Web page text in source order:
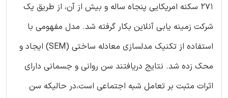
271 سکنه امریکایی پنجاه ساله و بیش از آن، از طریق یک
شرکت زمینه یابی آنلاین بکار گرفته شد. مدل مفهومی با
استفاده از تکنیک مدلسازی معادله ساختی (SEM) ایجاد و
محک زده شد. نتایج دریافتند سن روانی و جسمانی دارای
اثرات مثبت بر تعامل شبه اجتماعی است،در حالیکه سن